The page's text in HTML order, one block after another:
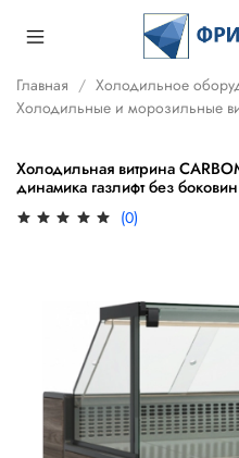
Главная
Холодильное
Холодильные и морозильные
Холодильная витрина
динамика газлифт без боковин
(0)